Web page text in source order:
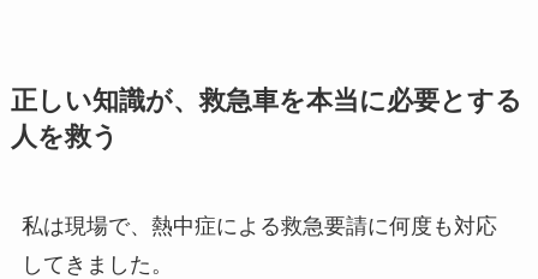
正しい知識が、救急車を本当に必要とする
人を救う
私は現場で、熱中症による救急要請に何度も対応
してきました。